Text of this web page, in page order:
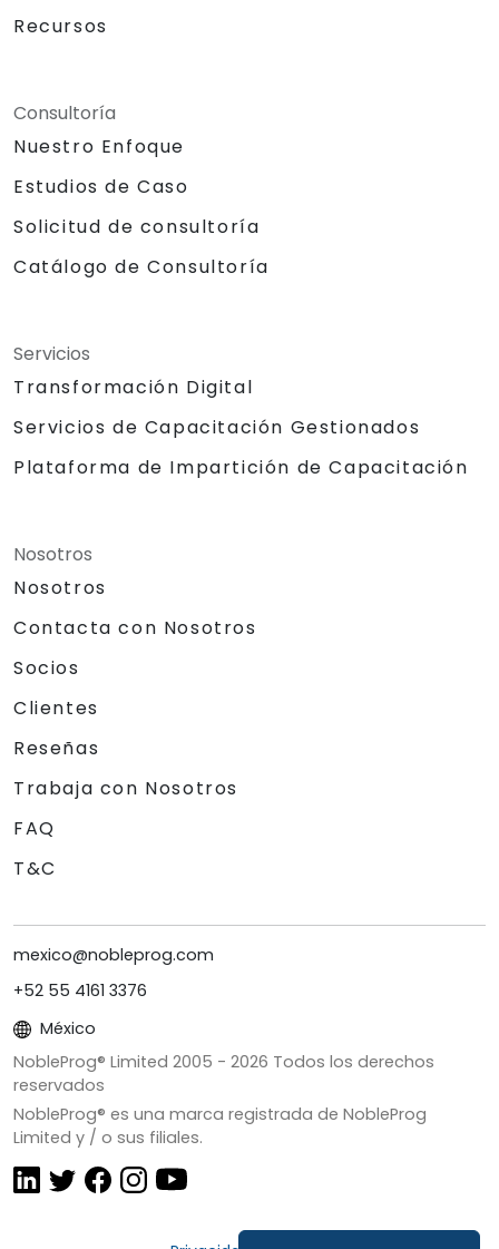
Recursos
Consultoría
Nuestro Enfoque
Estudios de Caso
Solicitud de consultoría
Catálogo de Consultoría
Servicios
Transformación Digital
Servicios de Capacitación Gestionados
Plataforma de Impartición de Capacitación
Nosotros
Nosotros
Contacta con Nosotros
Socios
Clientes
Reseñas
Trabaja con Nosotros
FAQ
T&C
mexico@nobleprog.com
+52 55 4161 3376
México
NobleProg® Limited 2005 - 2026 Todos los derechos
reservados
NobleProg® es una marca registrada de NobleProg
Limited y / o sus filiales.